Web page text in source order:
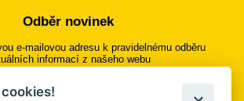
Odběr novinek
e-mailovou adresu k pravidelnému odběru
informací z našeho webu
Přihlásit se k odběru